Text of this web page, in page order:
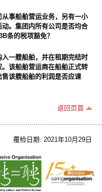
事船舶营运业务，另有一小
。集团内所有公司是否均合
条的税项豁免？
一艘船舶，并在租期完结时
该船舶营运商在船舶正式转
该艘船舶的利润是否应课
返回页首
覆检日期: 2021年10月29日